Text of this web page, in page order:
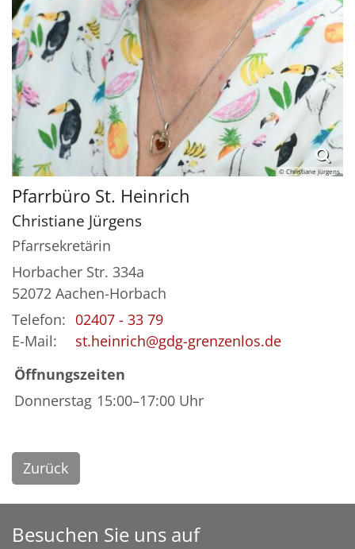
© Christiane Jürgens
Pfarrbüro St. Heinrich
Christiane Jürgens
Pfarrsekretärin
Horbacher Str. 334a
52072 Aachen-Horbach
Telefon: 02407 - 33 79
E-Mail:
st.heinrich@gdg-grenzenlos.de
Öffnungszeiten
Donnerstag 15:00–17:00 Uhr
Zurück
Besuchen Sie uns auf